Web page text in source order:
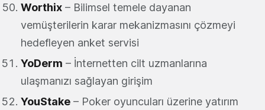
Worthix – Bilimsel temele dayanan
vemüşterilerin karar mekanizmasını çözmeyi
hedefleyen anket servisi
YoDerm – İnternetten cilt uzmanlarına
ulaşmanızı sağlayan girişim
YouStake – Poker oyuncuları üzerine yatırım